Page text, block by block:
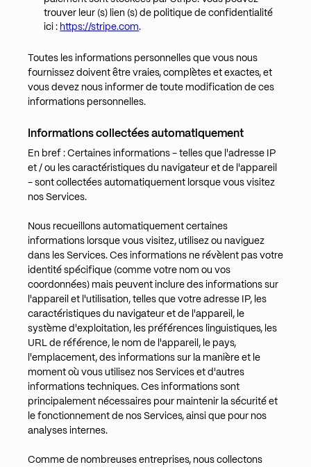
trouver leur (s) lien (s) de politique de confidentialité
ici : https://stripe.com.
Toutes les informations personnelles que vous nous
fournissez doivent être vraies, complètes et exactes, et
vous devez nous informer de toute modification de ces
informations personnelles.
Informations collectées automatiquement
En bref : Certaines informations - telles que l'adresse IP
et / ou les caractéristiques du navigateur et de l'appareil
- sont collectées automatiquement lorsque vous visitez
nos Services.
Nous recueillons automatiquement certaines
informations lorsque vous visitez, utilisez ou naviguez
dans les Services. Ces informations ne révèlent pas votre
identité spécifique (comme votre nom ou vos
coordonnées) mais peuvent inclure des informations sur
l'appareil et l'utilisation, telles que votre adresse IP, les
caractéristiques du navigateur et de l'appareil, le
système d'exploitation, les préférences linguistiques, les
URL de référence, le nom de l'appareil, le pays,
l'emplacement, des informations sur la manière et le
moment où vous utilisez nos Services et d'autres
informations techniques. Ces informations sont
principalement nécessaires pour maintenir la sécurité et
le fonctionnement de nos Services, ainsi que pour nos
analyses internes.
Comme de nombreuses entreprises, nous collectons